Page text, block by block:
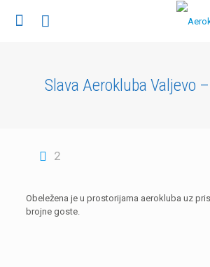
Slava Aerokluba Valjevo
2
Obeležena je u prostorijama aerokluba uz
brojne goste.